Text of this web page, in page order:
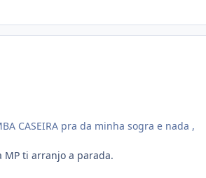
CASEIRA pra da minha sogra e nada ,
MP ti arranjo a parada.